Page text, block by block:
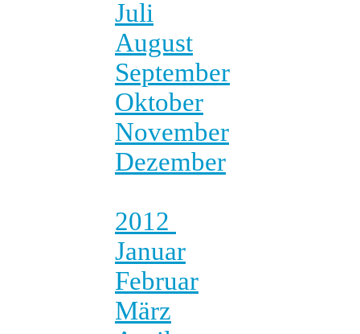
Juli
August
September
Oktober
November
Dezember
2012
Januar
Februar
März